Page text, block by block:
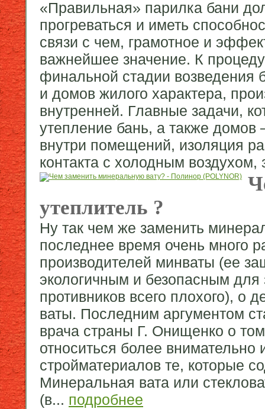
«Правильная» парилка бани
прогреваться и иметь
связи с чем, грамотное и
важнейшее значение. К
финальной стадии возведения
и домов жилого характера,
внутренней. Главные задачи,
утепление бань, а также домов
внутри помещений, изоляция
контакта с холодным воздухом,
утеплитель ?
Ну так чем же заменить
последнее время очень много
производителей минваты (ее
экологичным и безопасным для
противников всего плохого), о
ваты. Последним аргументом
врача страны Г. Онищенко о
относиться более внимательно
стройматериалов те, которые
Минеральная вата или
(в... подробнее